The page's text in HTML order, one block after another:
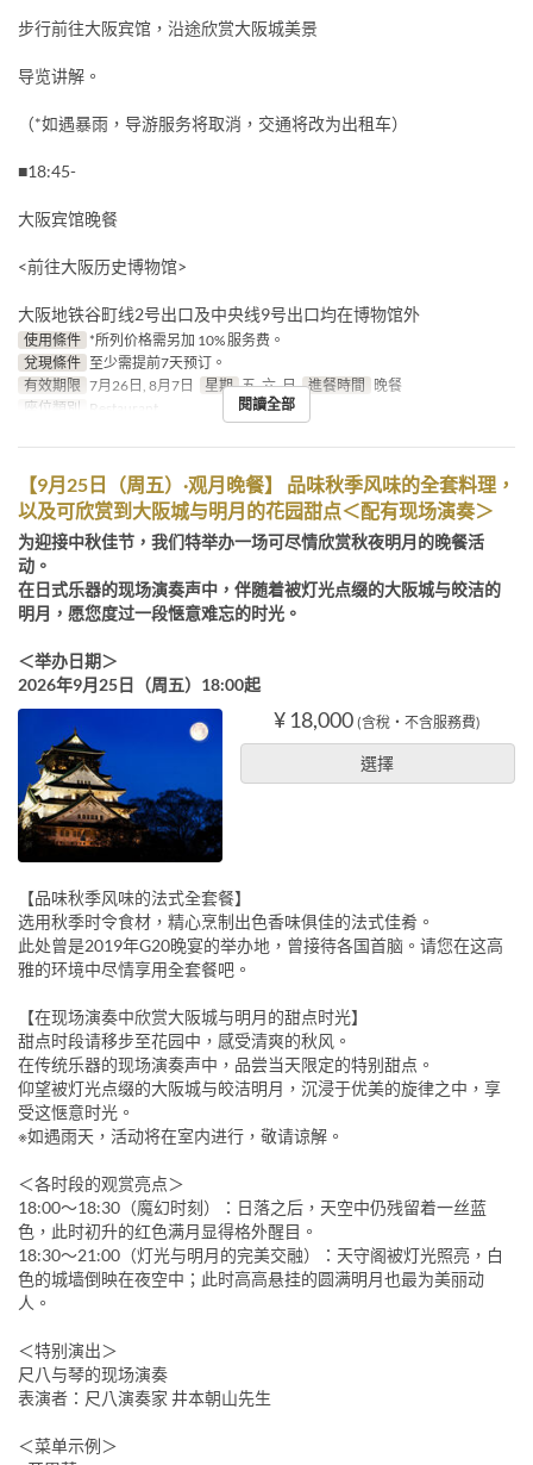
步行前往大阪宾馆，沿途欣赏大阪城美景
导览讲解。
（*如遇暴雨，导游服务将取消，交通将改为出租车）
■18:45-
大阪宾馆晚餐
<前往大阪历史博物馆>
大阪地铁谷町线2号出口及中央线9号出口均在博物馆外
使用條件 *所列价格需另加 10% 服务费。
兌現條件 至少需提前7天预订。
有效期限 7月26日, 8月7日 星期 五, 六, 日 進餐時間 晚餐
座位類別 Restaurant 閱讀全部
【9月25日（周五）·观月晚餐】 品味秋季风味的全套料理，
以及可欣赏到大阪城与明月的花园甜点＜配有现场演奏＞
为迎接中秋佳节，我们特举办一场可尽情欣赏秋夜明月的晚餐活
动。
在日式乐器的现场演奏声中，伴随着被灯光点缀的大阪城与皎洁的
明月，愿您度过一段惬意难忘的时光。
＜举办日期＞
2026年9月25日（周五）18:00起
¥ 18,000 (含稅・不含服務費)
選擇
【品味秋季风味的法式全套餐】
选用秋季时令食材，精心烹制出色香味俱佳的法式佳肴。
此处曾是2019年G20晚宴的举办地，曾接待各国首脑。请您在这高
雅的环境中尽情享用全套餐吧。
【在现场演奏中欣赏大阪城与明月的甜点时光】
甜点时段请移步至花园中，感受清爽的秋风。
在传统乐器的现场演奏声中，品尝当天限定的特别甜点。
仰望被灯光点缀的大阪城与皎洁明月，沉浸于优美的旋律之中，享
受这惬意时光。
※如遇雨天，活动将在室内进行，敬请谅解。
＜各时段的观赏亮点＞
18:00〜18:30（魔幻时刻）：日落之后，天空中仍残留着一丝蓝
色，此时初升的红色满月显得格外醒目。
18:30〜21:00（灯光与明月的完美交融）：天守阁被灯光照亮，白
色的城墙倒映在夜空中；此时高高悬挂的圆满明月也最为美丽动
人。
＜特别演出＞
尺八与琴的现场演奏
表演者：尺八演奏家 井本朝山先生
＜菜单示例＞